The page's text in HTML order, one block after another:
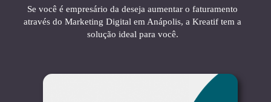
Se você é empresário da deseja aumentar o faturamento
através do Marketing Digital em Anápolis, a Kreatif tem a
solução ideal para você.